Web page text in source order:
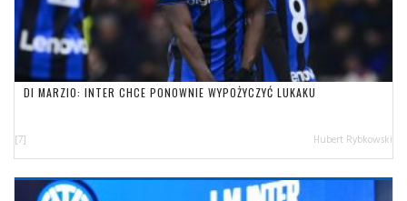
DI MARZIO: INTER CHCE PONOWNIE WYPOŻYCZYĆ LUKAKU
[7] Hubert Rybkowski